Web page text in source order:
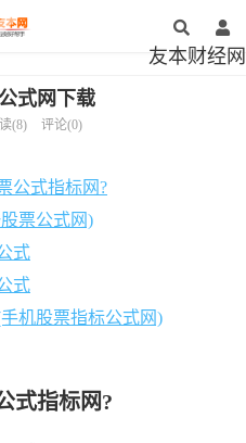
友本财经网
式网下载
(8) 评论(0)
公式指标网?
票公式网)
式
式
机股票指标公式网)
式指标网?